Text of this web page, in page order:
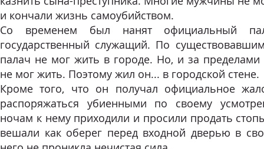
и кончали жизнь самоубийством.
Со временем был нанят официальный
государственный служащий. По
палач не мог жить в городе. Но, и за пределами
не мог жить. Поэтому жил он... в городской стене.
Кроме того, что он получал официальное
распоряжаться убиенными по своему
ночам к нему приходили и просили продать
вешали как оберег перед входной дверью в